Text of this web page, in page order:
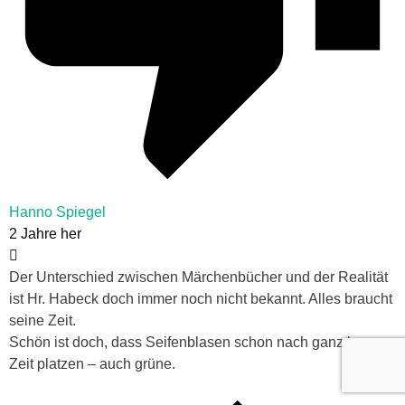
Hanno Spiegel
2 Jahre her
Der Unterschied zwischen Märchenbücher und der Realität
ist Hr. Habeck doch immer noch nicht bekannt. Alles braucht
seine Zeit.
Schön ist doch, dass Seifenblasen schon nach ganz kurzer
Zeit platzen – auch grüne.